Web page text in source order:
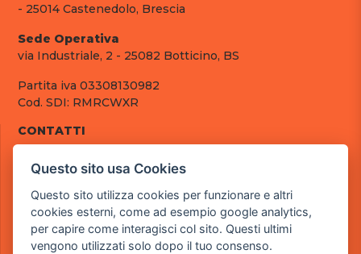
- 25014 Castenedolo, Brescia
Sede Operativa
via Industriale, 2 - 25082 Botticino, BS
Partita iva 03308130982
Cod. SDI: RMRCWXR
CONTATTI
tel.: +39 030 376 2377
pec: powergamesrl@legalmail.it
LINK UTILI
Questo sito usa Cookies
Questo sito utilizza cookies per funzionare e altri
cookies esterni, come ad esempio google analytics,
per capire come interagisci col sito. Questi ultimi
vengono utilizzati solo dopo il tuo consenso.